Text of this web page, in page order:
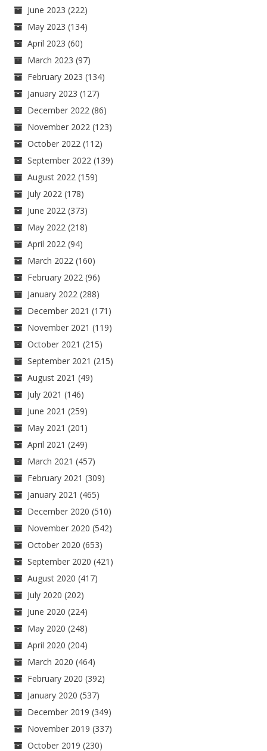
June 2023 (222)
May 2023 (134)
April 2023 (60)
March 2023 (97)
February 2023 (134)
January 2023 (127)
December 2022 (86)
November 2022 (123)
October 2022 (112)
September 2022 (139)
August 2022 (159)
July 2022 (178)
June 2022 (373)
May 2022 (218)
April 2022 (94)
March 2022 (160)
February 2022 (96)
January 2022 (288)
December 2021 (171)
November 2021 (119)
October 2021 (215)
September 2021 (215)
August 2021 (49)
July 2021 (146)
June 2021 (259)
May 2021 (201)
April 2021 (249)
March 2021 (457)
February 2021 (309)
January 2021 (465)
December 2020 (510)
November 2020 (542)
October 2020 (653)
September 2020 (421)
August 2020 (417)
July 2020 (202)
June 2020 (224)
May 2020 (248)
April 2020 (204)
March 2020 (464)
February 2020 (392)
January 2020 (537)
December 2019 (349)
November 2019 (337)
October 2019 (230)